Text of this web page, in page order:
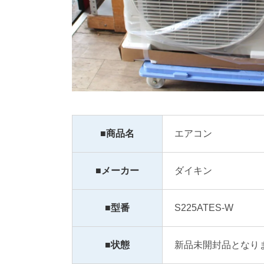
■商品名 エアコン
■メーカー ダイキン
■型番 S225ATES-W
■状態 新品未開封品となり